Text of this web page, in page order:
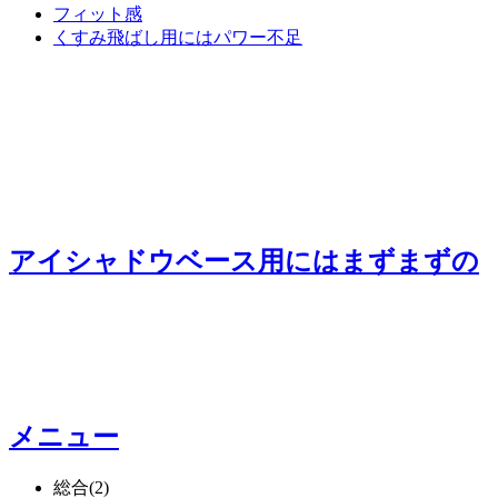
フィット感
くすみ飛ばし用にはパワー不足
アイシャドウベース用にはまずまずの
メニュー
総合(2)